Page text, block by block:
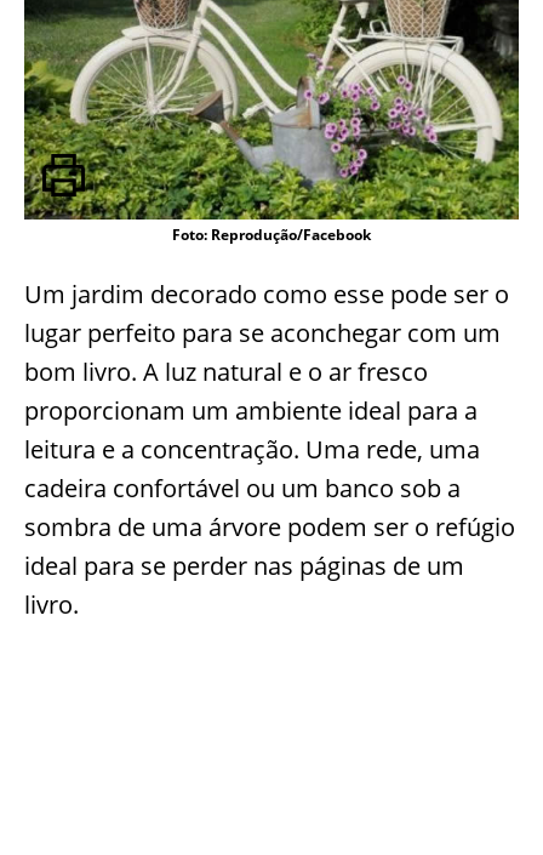
Foto: Reprodução/Facebook
Um jardim decorado como esse pode ser o
lugar perfeito para se aconchegar com um
bom livro. A luz natural e o ar fresco
proporcionam um ambiente ideal para a
leitura e a concentração. Uma rede, uma
cadeira confortável ou um banco sob a
sombra de uma árvore podem ser o refúgio
ideal para se perder nas páginas de um
livro.